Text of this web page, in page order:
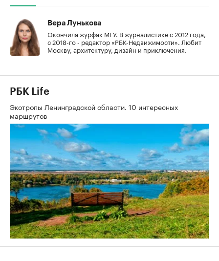
Вера Лунькова
Окончила журфак МГУ. В журналистике с 2012 года,
с 2018-го - редактор «РБК-Недвижимости». Любит
Москву, архитектуру, дизайн и приключения.
РБК Life
Экотропы Ленинградской области. 10 интересных
маршрутов